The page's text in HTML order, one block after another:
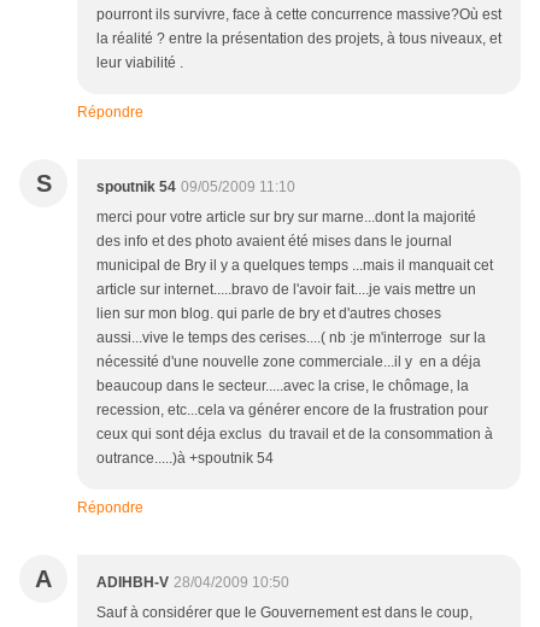
pourront ils survivre, face à cette concurrence massive?Où est
la réalité ? entre la présentation des projets, à tous niveaux, et
leur viabilité .
Répondre
S spoutnik 54 09/05/2009 11:10
merci pour votre article sur bry sur marne...dont la majorité
des info et des photo avaient été mises dans le journal
municipal de Bry il y a quelques temps ...mais il manquait cet
article sur internet.....bravo de l'avoir fait....je vais mettre un
lien sur mon blog. qui parle de bry et d'autres choses
aussi...vive le temps des cerises....( nb :je m'interroge sur la
nécessité d'une nouvelle zone commerciale...il y en a déja
beaucoup dans le secteur.....avec la crise, le chômage, la
recession, etc...cela va générer encore de la frustration pour
ceux qui sont déja exclus du travail et de la consommation à
outrance.....)à +spoutnik 54
Répondre
A ADIHBH-V 28/04/2009 10:50
Sauf à considérer que le Gouvernement est dans le coup,